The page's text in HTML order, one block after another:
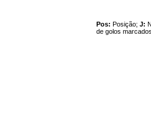
Pos: Posição; J:
de golos